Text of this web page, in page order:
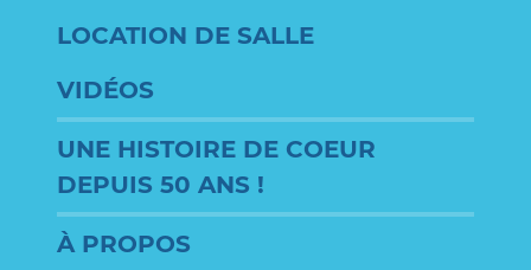
LOCATION DE SALLE
VIDÉOS
UNE HISTOIRE DE COEUR
DEPUIS 50 ANS !
À PROPOS